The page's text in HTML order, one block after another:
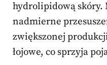
hydrolipidową skóry.
nadmierne
zwiększonej
łojowe, co sprzyja